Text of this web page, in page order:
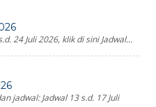
24 Juli 2026, klik di sini Jadwal...
jadwal: Jadwal 13 s.d. 17 Juli